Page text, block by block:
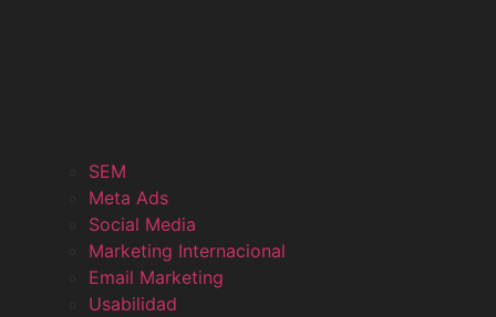
SEM
Meta Ads
Social Media
Marketing Internacional
Email Marketing
Usabilidad